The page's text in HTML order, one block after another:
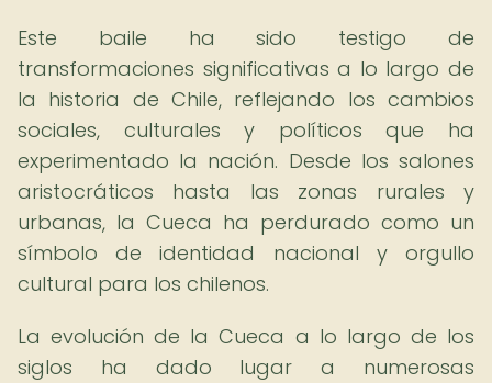
Este baile ha sido testigo de
transformaciones significativas a lo largo de
la historia de Chile, reflejando los cambios
sociales, culturales y políticos que ha
experimentado la nación. Desde los salones
aristocráticos hasta las zonas rurales y
urbanas, la Cueca ha perdurado como un
símbolo de identidad nacional y orgullo
cultural para los chilenos.
La evolución de la Cueca a lo largo de los
siglos ha dado lugar a numerosas